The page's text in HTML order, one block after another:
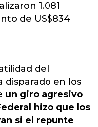
1.081
de US$834
del
disparado en los
un giro agresivo
hizo que los
si el repunte